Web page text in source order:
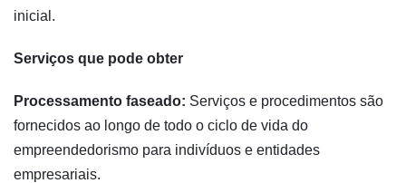
inicial.
Serviços que pode obter
Processamento faseado: Serviços e procedimentos são
fornecidos ao longo de todo o ciclo de vida do
empreendedorismo para indivíduos e entidades
empresariais.